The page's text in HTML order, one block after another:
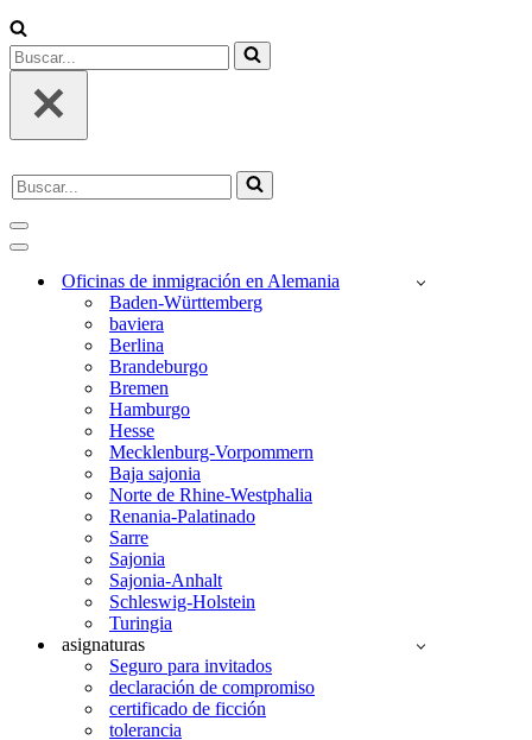
Buscar...
Buscar...
Menú
de
Menú
NavegaciónOficinas de inmigración en Alemania
Baden-Württemberg
baviera
Berlina
Brandeburgo
Bremen
Hamburgo
Hesse
Mecklenburg-Vorpommern
Baja sajonia
Norte de Rhine-Westphalia
Renania-Palatinado
Sarre
Sajonia
Sajonia-Anhalt
Schleswig-Holstein
Turingia
asignaturas
Seguro para invitados
declaración de compromiso
certificado de ficción
tolerancia